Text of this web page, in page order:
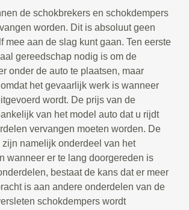
de schokbrekers en schokdempers
worden. Dit is absoluut geen
mee aan de slag kunt gaan. Ten eerste
gereedschap nodig is om de
onder de auto te plaatsen, maar
het gevaarlijk werk is wanneer
wordt. De prijs van de
van het model auto dat u rijdt
vervangen moeten worden. De
namelijk onderdeel van het
wanneer er te lang doorgereden is
bestaat de kans dat er meer
is aan andere onderdelen van de
schokdempers wordt